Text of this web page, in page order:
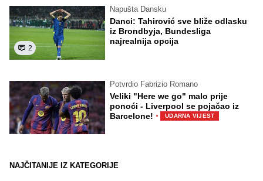
2
Napušta Dansku
Danci: Tahirović sve bliže odlasku
iz Brondbyja, Bundesliga
najrealnija opcija
Potvrdio Fabrizio Romano
Veliki "Here we go" malo prije
ponoći - Liverpool se pojačao iz
Barcelone! · UDARNA VIJEST
NAJČITANIJE IZ KATEGORIJE